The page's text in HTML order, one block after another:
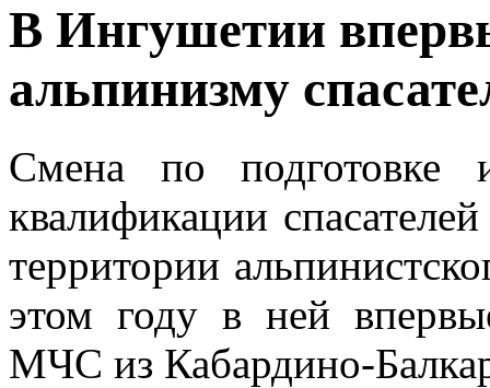
В Ингушетии
альпинизму
Смена по подготовке
квалификации
территории
этом году в ней
МЧС из Кабардино-